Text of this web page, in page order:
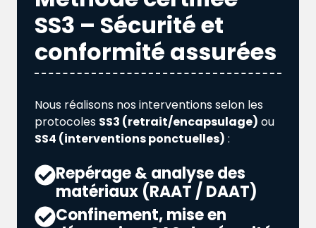
SS3 – Sécurité et
conformité assurées
Nous réalisons nos interventions selon les
protocoles SS3 (retrait/encapsulage) ou
SS4 (interventions ponctuelles) :
Repérage & analyse des
matériaux (RAAT / DAAT)
Confinement, mise en